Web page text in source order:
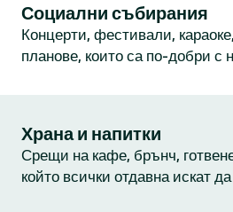
Социални събирания
Концерти, фестивали,
планове, които са по-добри с
Храна и напитки
Срещи на кафе, брънч,
който всички отдавна искат